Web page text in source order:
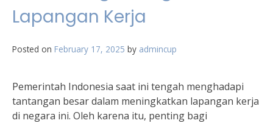
Lapangan Kerja
Posted on February 17, 2025 by admincup
Pemerintah Indonesia saat ini tengah menghadapi
tantangan besar dalam meningkatkan lapangan kerja
di negara ini. Oleh karena itu, penting bagi